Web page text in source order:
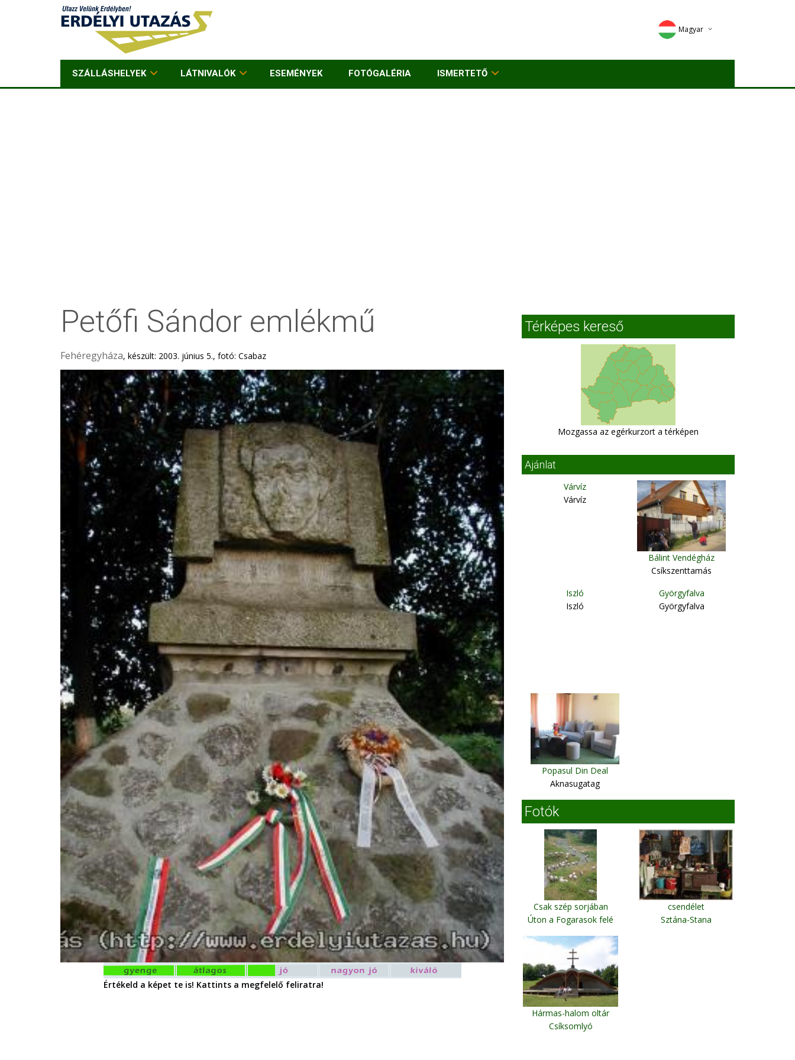
Magyar
Deutsch
SZÁLLÁSHELYEK LÁTNIVALÓK ESEMÉNYEK FOTÓGALÉRIA ISMERTETŐ
Petőfi Sándor emlékmű
Fehéregyháza, készült: 2003. június 5., fotó: Csabaz
Értékeld a képet te is! Kattints a megfelelő feliratra!
Térképes kereső
Mozgassa az egérkurzort a térképen
Ajánlat
Várvíz
Várvíz
Bálint Vendégház
Csíkszenttamás
Iszló
Iszló
Györgyfalva
Györgyfalva
Popasul Din Deal
Aknasugatag
Fotók
Csak szép sorjában
Úton a Fogarasok felé
csendélet
Sztána-Stana
Hármas-halom oltár
Csíksomlyó